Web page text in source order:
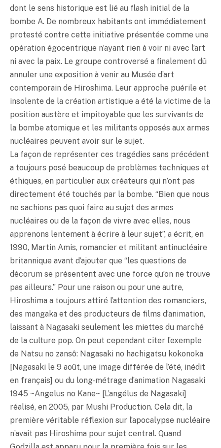
dont le sens historique est lié au flash initial de la
bombe A. De nombreux habitants ont immédiatement
protesté contre cette initiative présentée comme une
opération égocentrique n’ayant rien à voir ni avec l’art
ni avec la paix. Le groupe controversé a finalement dû
annuler une exposition à venir au Musée d’art
contemporain de Hiroshima. Leur approche puérile et
insolente de la création artistique a été la victime de la
position austère et impitoyable que les survivants de
la bombe atomique et les militants opposés aux armes
nucléaires peuvent avoir sur le sujet.
La façon de représenter ces tragédies sans précédent
a toujours posé beaucoup de problèmes techniques et
éthiques, en particulier aux créateurs qui n’ont pas
directement été touchés par la bombe. “Bien que nous
ne sachions pas quoi faire au sujet des armes
nucléaires ou de la façon de vivre avec elles, nous
apprenons lentement à écrire à leur sujet”, a écrit, en
1990, Martin Amis, romancier et militant antinucléaire
britannique avant d’ajouter que “les questions de
décorum se présentent avec une force qu’on ne trouve
pas ailleurs.” Pour une raison ou pour une autre,
Hiroshima a toujours attiré l’attention des romanciers,
des mangaka et des producteurs de films d’animation,
laissant à Nagasaki seulement les miettes du marché
de la culture pop. On peut cependant citer l’exemple
de Natsu no zansô: Nagasaki no hachigatsu kokonoka
[Nagasaki le 9 août, une image différée de l’été, inédit
en français] ou du long-métrage d’animation Nagasaki
1945 ~Angelus no Kane~ [L’angélus de Nagasaki]
réalisé, en 2005, par Mushi Production. Cela dit, la
première véritable réflexion sur l’apocalypse nucléaire
n’avait pas Hiroshima pour sujet central. Quand